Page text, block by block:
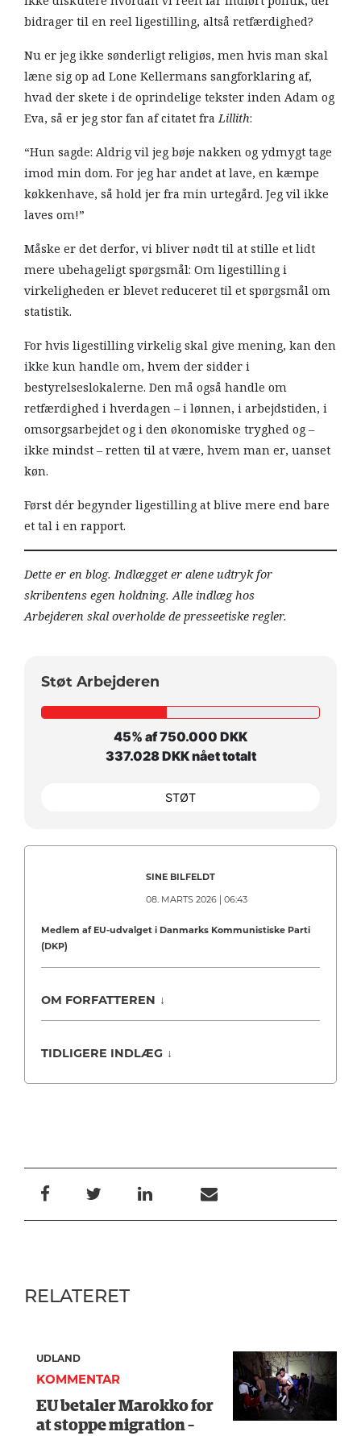
bidrager til en reel ligestilling, altså retfærdighed?
Nu er jeg ikke sønderligt religiøs, men hvis man skal
læne sig op ad Lone Kellermans sangforklaring af,
hvad der skete i de oprindelige tekster inden Adam og
Eva, så er jeg stor fan af citatet fraLillith:
“Hun sagde: Aldrig vil jeg bøje nakken og ydmygt tage
imod min dom. For jeg har andet at lave, en kæmpe
køkkenhave, så hold jer fra min urtegård. Jeg vil ikke
laves om!”
Måske er det derfor, vi bliver nødt til at stille et lidt
mere ubehageligt spørgsmål: Om ligestilling i
virkeligheden er blevet reduceret til et spørgsmål om
statistik.
For hvis ligestilling virkelig skal give mening, kan den
ikke kun handle om, hvem der sidder i
bestyrelseslokalerne. Den må også handle om
retfærdighed i hverdagen – i lønnen, i arbejdstiden, i
omsorgsarbejdet og i den økonomiske tryghed og –
ikke mindst – retten til at være, hvem man er, uanset
køn.
Først dér begynder ligestilling at blive mere end bare
et tal i en rapport.
Dette er en blog. Indlægget er alene udtryk for
skribentens egen holdning. Alle indlæg hos
Arbejderen skal overholde de presseetiske regler.
Støt Arbejderen
45% af 750.000 DKK
337.028 DKK nået totalt
STØT
SINE BILFELDT
08. MARTS 2026 | 06:43
Medlem af EU-udvalget i Danmarks Kommunistiske Parti
(DKP)
OM FORFATTEREN ↓
TIDLIGERE INDLÆG ↓
RELATERET
UDLAND
KOMMENTAR
EU betaler Marokko for
at stoppe migration –